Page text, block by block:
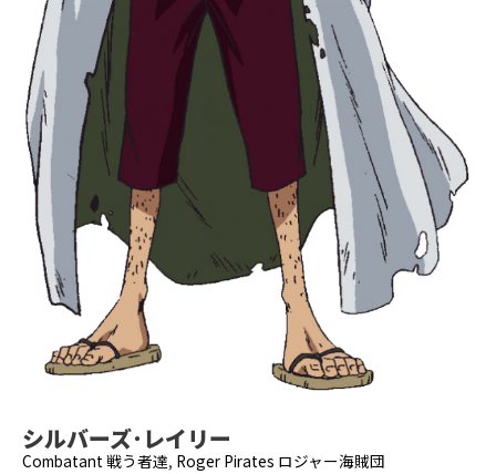
シルバーズ･レイリー
Combatant 戦う者達, Roger Pirates ロジャー海賊団